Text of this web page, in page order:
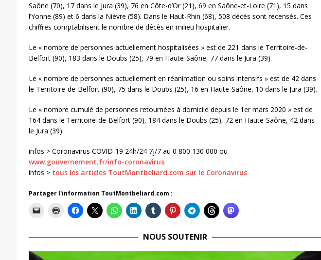
Saône (70), 17 dans le Jura (39), 76 en Côte-d’Or (21), 69 en Saône-et-Loire (71), 15 dans
l’Yonne (89) et 6 dans la Nièvre (58). Dans le Haut-Rhin (68), 508 décès sont recensés. Ces
chiffres comptabilisent le nombre de décès en milieu hospitalier.
Le « nombre de personnes actuellement hospitalisées » est de 221 dans le Territoire-de-
Belfort (90), 183 dans le Doubs (25), 79 en Haute-Saône, 77 dans le Jura (39).
Le « nombre de personnes actuellement en réanimation ou soins intensifs » est de 42 dans
le Territoire-de-Belfort (90), 75 dans le Doubs (25), 16 en Haute-Saône, 10 dans le Jura (39).
Le « nombre cumulé de personnes retournées à domicile depuis le 1er mars 2020 » est de
164 dans le Territoire-de-Belfort (90), 184 dans le Doubs (25), 72 en Haute-Saône, 42 dans
le Jura (39).
infos > Coronavirus COVID-19 24h/24 7j/7 au 0 800 130 000 ou
www.gouvernement.fr/info-coronavirus
infos > tous les articles ToutMontbeliard.com sur le Coronavirus
Partager l'information ToutMontbeliard.com :
NOUS SOUTENIR